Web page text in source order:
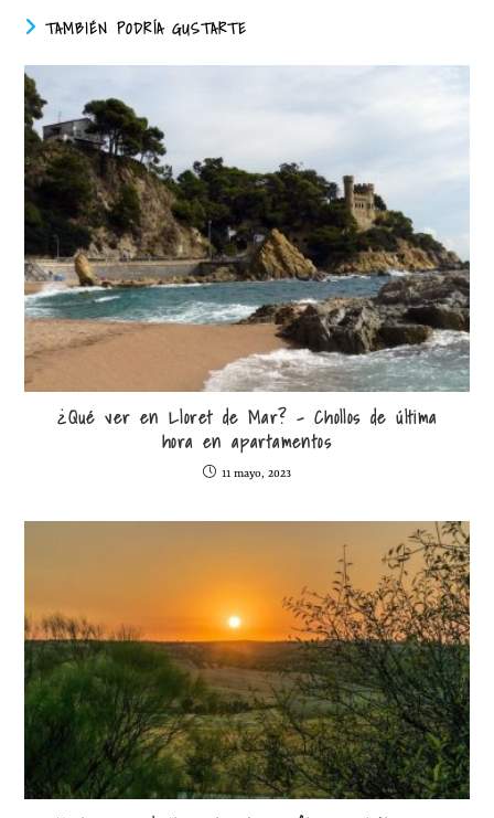
TAMBIÉN PODRÍA GUSTARTE
¿Qué ver en Lloret de Mar? – Chollos de última
hora en apartamentos
11 mayo, 2023